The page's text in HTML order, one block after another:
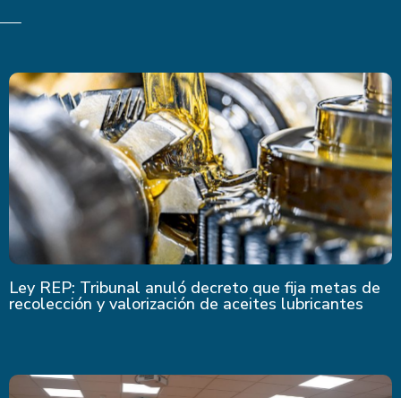
Ley REP: Tribunal anuló decreto que fija metas de
recolección y valorización de aceites lubricantes